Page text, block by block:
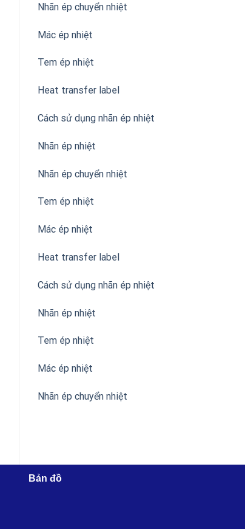
Nhãn ép chuyển nhiệt
Mác ép nhiệt
Tem ép nhiệt
Heat transfer label
Cách sử dụng nhãn ép nhiệt
Nhãn ép nhiệt
Nhãn ép chuyển nhiệt
Tem ép nhiệt
Mác ép nhiệt
Heat transfer label
Cách sử dụng nhãn ép nhiệt
Nhãn ép nhiệt
Tem ép nhiệt
Mác ép nhiệt
Nhãn ép chuyển nhiệt
Bản đồ